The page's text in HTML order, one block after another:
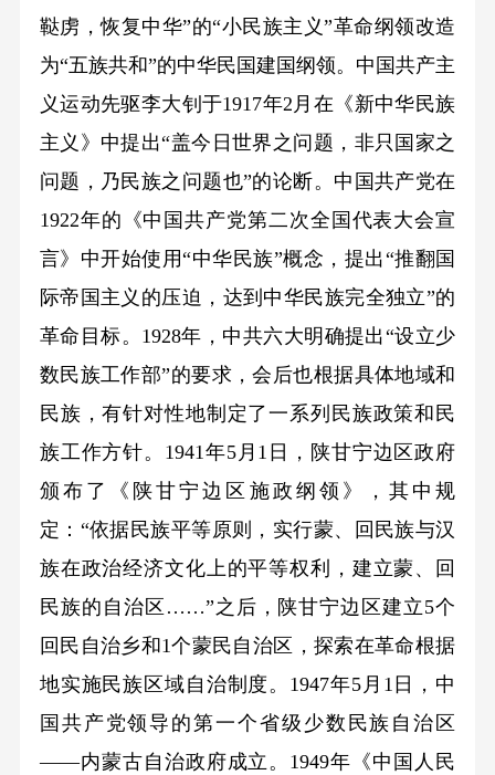
鞑虏，恢复中华”的“小民族主义”革命纲领改造
为“五族共和”的中华民国建国纲领。中国共产主
义运动先驱李大钊于1917年2月在《新中华民族
主义》中提出“盖今日世界之问题，非只国家之
问题，乃民族之问题也”的论断。中国共产党在
1922年的《中国共产党第二次全国代表大会宣
言》中开始使用“中华民族”概念，提出“推翻国
际帝国主义的压迫，达到中华民族完全独立”的
革命目标。1928年，中共六大明确提出“设立少
数民族工作部”的要求，会后也根据具体地域和
民族，有针对性地制定了一系列民族政策和民
族工作方针。1941年5月1日，陕甘宁边区政府
颁布了《陕甘宁边区施政纲领》，其中规
定：“依据民族平等原则，实行蒙、回民族与汉
族在政治经济文化上的平等权利，建立蒙、回
民族的自治区……”之后，陕甘宁边区建立5个
回民自治乡和1个蒙民自治区，探索在革命根据
地实施民族区域自治制度。1947年5月1日，中
国共产党领导的第一个省级少数民族自治区
——内蒙古自治政府成立。1949年《中国人民